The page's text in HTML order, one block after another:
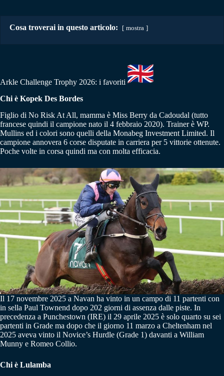
Cosa troverai in questo articolo: mostra
Arkle Challenge Trophy 2026: i favoriti
Chi è Kopek Des Bordes
Figlio di No Risk At All, mamma è Miss Berry da Cadoudal (tutto
francese quindi il campione nato il 4 febbraio 2020). Trainer è WP.
Mullins ed i colori sono quelli della Monabeg Investment Limited. Il
campione annovera 6 corse disputate in carriera per 5 vittorie ottenute.
Poche volte in corsa quindi ma con molta efficacia.
Il 17 novembre 2025 a Navan ha vinto in un campo di 11 partenti con
in sella Paul Townend dopo 202 giorni di assenza dalle piste. In
precedenza a Punchestown (IRE) il 29 aprile 2025 è solo quarto su sei
partenti in Grade ma dopo che il giorno 11 marzo a Cheltenham nel
2025 aveva vinto il Novice’s Hurdle (Grade 1) davanti a William
Munny e Romeo Collio.
Chi è Lulamba